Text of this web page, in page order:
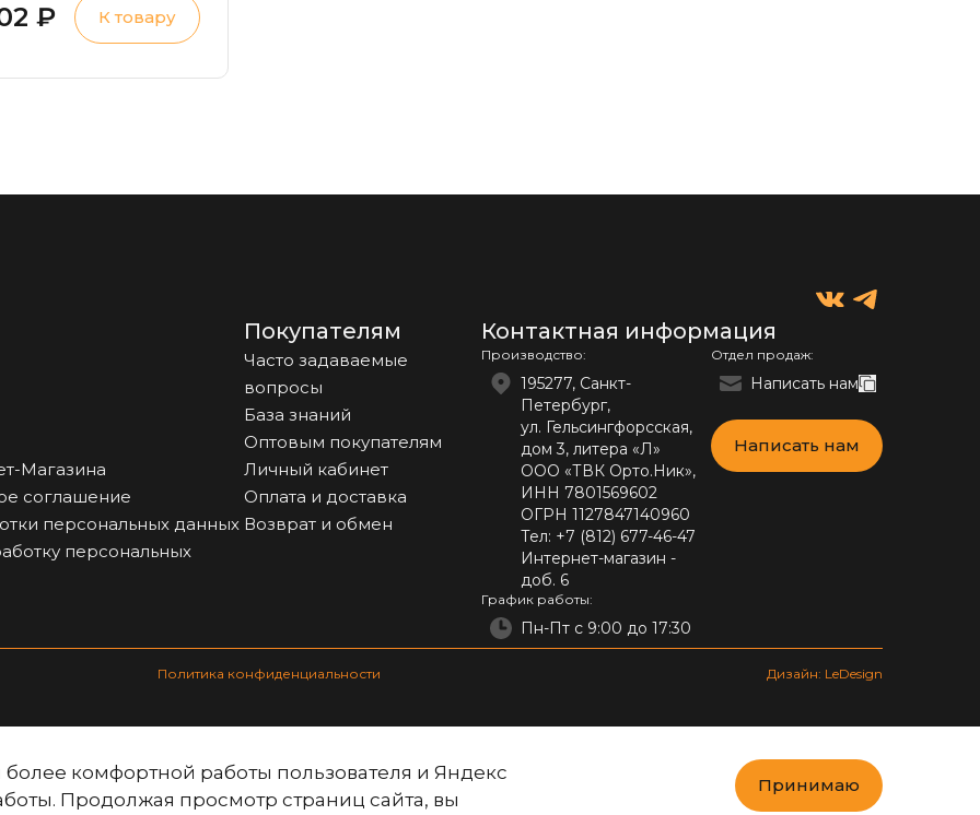
₽ К товару
Магазина
соглашение
персональных данных
персональных
Покупателям
Часто задаваемые
вопросы
База знаний
Оптовым покупателям
Личный кабинет
Оплата и доставка
Возврат и обмен
Контактная информация
Производство:
195277, Санкт-
Петербург,
ул. Гельсингфорсская,
дом 3, литера «Л»
ООО «ТВК Орто.Ник»,
ИНН 7801569602
ОГРН 1127847140960
Тел: +7 (812) 677-46-47
Интернет-магазин -
доб. 6
График работы:
Пн-Пт с 9:00 до 17:30
Отдел продаж:
Написать нам
Написать нам
Политика конфиденциальности Дизайн: LeDesign
более комфортной работы пользователя и Яндекс
Продолжая просмотр страниц сайта, вы
Принимаю